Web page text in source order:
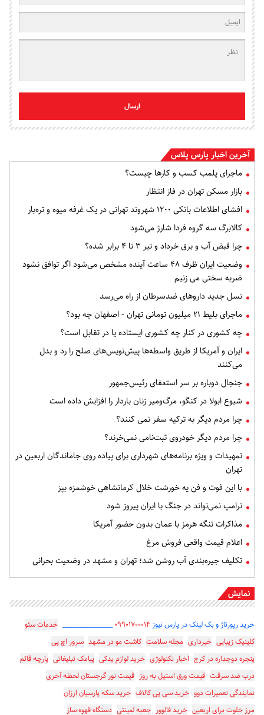
ارسال
آخرین اخبار پارس پلاس
ماجرای پلمب کسب و کارها چیست؟
بازار مسکن تهران در فاز انتظار
افشای اطلاعات بانکی ۱۲۰۰ شهروند تهرانی در یک غرفه میوه و تره‌بار
کالابرگ سه گروه فردا شارژ می‌شود
چرا قبض آب و برق خرداد و تیر ۳ تا ۴ برابر شده؟
وضعیت ایران ظرف ۴۸ ساعت آینده مشخص می‌شود اگر توافق نشود
ضربه سختی می زنیم
نسل جدید داروهای ضدسرطان از راه می‌رسد
ماجرای بلیط ۲۱ میلیون تومانی تهران - اصفهان چه بود؟
چه کشوری در کنار چه کشوری ایستاده یا در تقابل است؟
ایران و آمریکا از طریق واسطه‌ها پیش‌نویس‌های صلح را رد و بدل
می‌کنند
جنجال دوباره بر سر استعفای رئیس‌جمهور
شیوع ابولا در کنگو، مرگ‌ومیر زنان باردار را افزایش داده است
چرا مردم دیگر به ترکیه سفر نمی کنند؟
چرا مردم دیگر خودروی ثبت‌نامی نمی‌خرند؟
تمهیدات و ویژه برنامه‌های شهرداری برای پیاده روی جاماندگان اربعین در
تهران
با این فوت و فن یه خورشت خلال کرمانشاهی خوشمزه بپز
ترامپ نمی‌تواند در جنگ با ایران پیروز شود
مذاکرات تنگه هرمز با عمان بدون حضور آمریکا
اعلام قیمت واقعی فروش مرغ
تکلیف جیره‌بندی آب روشن شد؛ تهران و مشهد در وضعیت بحرانی
نمایش
خرید رپورتاژ و بک لینک در پارس نیوز ۰۹۹۰۱۷۰۰۰۱۴_________________ خدمات سئو
کلینیک زیبایی خبرداری مجله سلامت کاشت مو در مشهد سرور اچ پی
پنجره دوجداره در کرج اخبار تکنولوژی خرید لوازم یدکی پیامک تبلیغاتی پارچه قائم
درب ضد سرقت قیمت ورق استیل به روز قیمت تور گرجستان لحظه آخری
نمایندگی تعمیرات دوو خرید سی پی کالاف خرید سکه پارسیان ارزان
مرز خلوت برای اربعین خرید فالوور جعبه لمینتی دستگاه قهوه ساز